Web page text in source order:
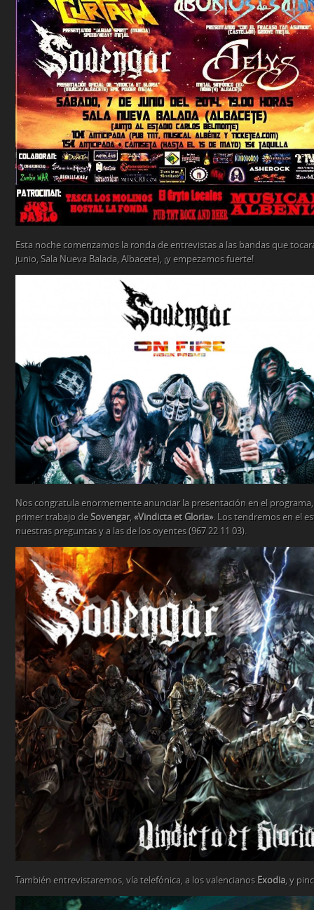
Esta noche comenzamos la ronda de entrevistas a las bandas que
junio, Sala Nueva Balada, Albacete), ¡y empezamos fuerte!
Nos congratula enormemente anunciar la presentación en el
primer trabajo de Sovengar, «Vindicta et Gloria». Los tendremos en el
nuestras preguntas y a las de los oyentes (967 22 11 03).
También entrevistaremos, vía telefónica, a los valencianos Exodia, y